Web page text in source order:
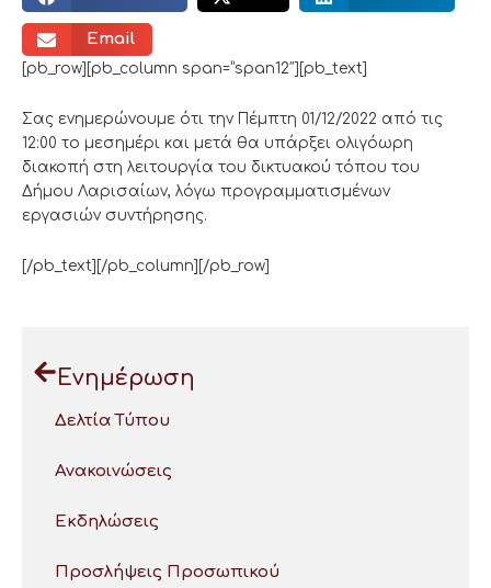
Email
[pb_row][pb_column span=”span12″][pb_text]
Σας ενημερώνουμε ότι την Πέμπτη 01/12/2022 από τις
12:00 το μεσημέρι και μετά θα υπάρξει ολιγόωρη
διακοπή στη λειτουργία του δικτυακού τόπου του
Δήμου Λαρισαίων, λόγω προγραμματισμένων
εργασιών συντήρησης.
[/pb_text][/pb_column][/pb_row]
Ενημέρωση
Δελτία Τύπου
Ανακοινώσεις
Εκδηλώσεις
Προσλήψεις Προσωπικού